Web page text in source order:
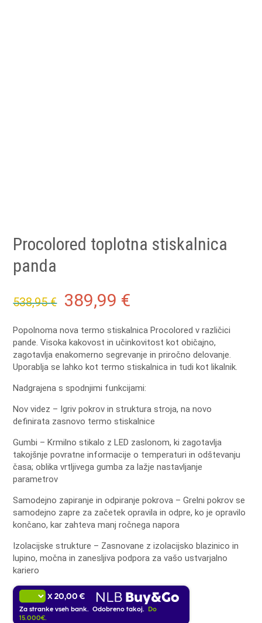
Procolored toplotna stiskalnica
panda
538,95€ Original
price
was:
538,95 €.
389,99 €
price
is:
389,99 €.
Popolnoma nova termo stiskalnica Procolored v različici
pande. Visoka kakovost in učinkovitost kot običajno,
zagotavlja enakomerno segrevanje in priročno delovanje.
Uporablja se lahko kot termo stiskalnica in tudi kot likalnik.
Nadgrajena s spodnjimi funkcijami:
Nov videz – Igriv pokrov in struktura stroja, na novo
definirata zasnovo termo stiskalnice
Gumbi – Krmilno stikalo z LED zaslonom, ki zagotavlja
takojšnje povratne informacije o temperaturi in odštevanju
časa; oblika vrtljivega gumba za lažje nastavljanje
parametrov
Samodejno zapiranje in odpiranje pokrova – Grelni pokrov se
samodejno zapre za začetek opravila in odpre, ko je opravilo
končano, kar zahteva manj ročnega napora
Izolacijske strukture – Zasnovane z izolacijsko blazinico in
lupino, močna in zanesljiva podpora za vašo ustvarjalno
kariero
X 20,00 €
Za stranke vseh bank. Odobreno takoj.
Do
15.000€.